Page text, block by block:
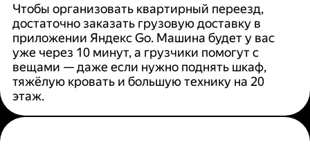
Чтобы организовать квартирный переезд,
достаточно заказать грузовую доставку в
приложении Яндекс Go. Машина будет у вас
уже через 10 минут, а грузчики помогут с
вещами — даже если нужно поднять шкаф,
тяжёлую кровать и большую технику на 20
этаж.